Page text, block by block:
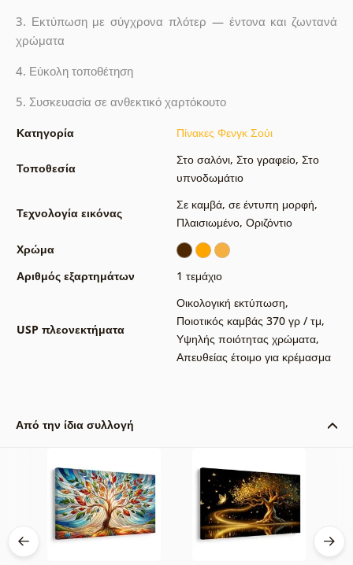
3. Εκτύπωση με σύγχρονα πλότερ — έντονα και ζωντανά
χρώματα
4. Εύκολη τοποθέτηση
5. Συσκευασία σε ανθεκτικό χαρτόκουτο
Κατηγορία Πίνακες Φενγκ Σούι
Τοποθεσία
Στο σαλόνι, Στο γραφείο, Στο
υπνοδωμάτιο
Τεχνολογία εικόνας
Σε καμβά, σε έντυπη μορφή,
Πλαισιωμένο, Οριζόντιο
Χρώμα
Αριθμός εξαρτημάτων
1 τεμάχιο
USP πλεονεκτήματα
Οικολογική εκτύπωση,
Ποιοτικός καμβάς 370 γρ / τμ,
Υψηλής ποιότητας χρώματα,
Απευθείας έτοιμο για κρέμασμα
Από την ίδια συλλογή